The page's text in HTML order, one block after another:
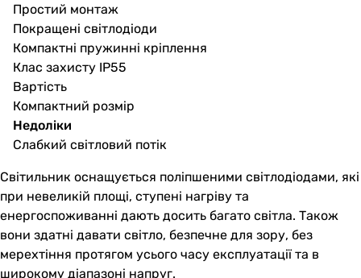
Простий монтаж
Покращені світлодіоди
Компактні пружинні кріплення
Клас захисту IP55
Вартість
Компактний розмір
Недоліки
Слабкий світловий потік
Світильник оснащується поліпшеними світлодіодами, які
при невеликій площі, ступені нагріву та
енергоспоживанні дають досить багато світла. Також
вони здатні давати світло, безпечне для зору, без
мерехтіння протягом усього часу експлуатації та в
широкому діапазоні напруг.